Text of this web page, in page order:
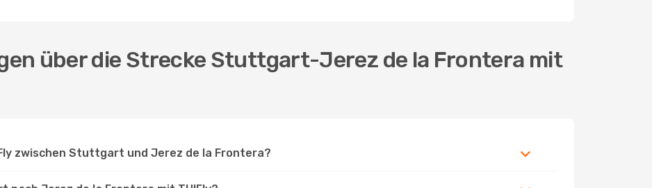
über die Strecke Stuttgart-Jerez de la Frontera mit
zwischen Stuttgart und Jerez de la Frontera?